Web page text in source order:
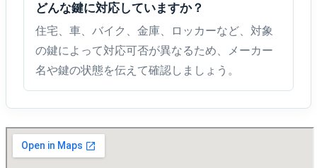
どんな鍵に対応していますか？
住宅、車、バイク、金庫、ロッカーなど、対象
の鍵によって対応可否が異なるため、メーカー
名や鍵の状態を伝えて確認しましょう。